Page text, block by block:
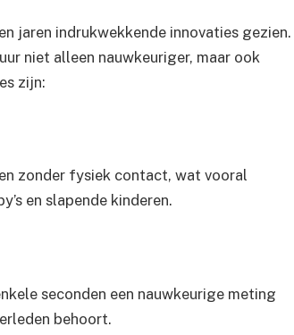
jaren indrukwekkende innovaties gezien.
niet alleen nauwkeuriger, maar ook
zijn:
zonder fysiek contact, wat vooral
en slapende kinderen.
seconden een nauwkeurige meting
behoort.